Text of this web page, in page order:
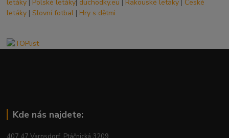
letáky | Polské letáky| duchodky.eu | Rakouské letáky | České
letáky | Slovní fotbal | Hry s dětmi
Kde nás najdete: